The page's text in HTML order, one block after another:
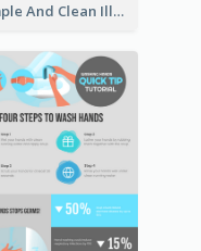
Simple And Clean Illuminating Community Poster Design